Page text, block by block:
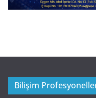
Bilişim